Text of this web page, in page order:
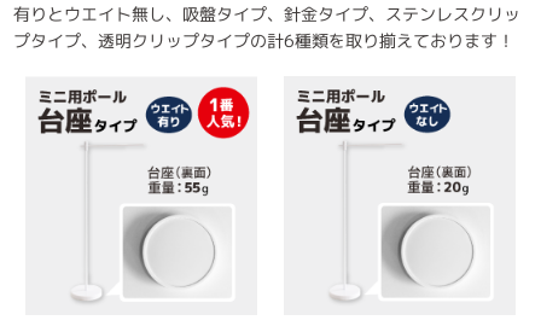
有りとウエイト無し、吸盤タイプ、針金タイプ、ステンレスクリッ
プタイプ、透明クリップタイプの計6種類を取り揃えております！